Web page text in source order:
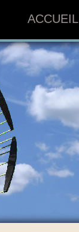
ACCUEIL